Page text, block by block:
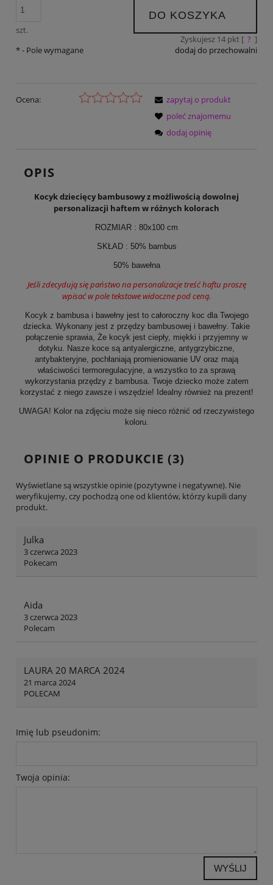
szt.
DO KOSZYKA
Zyskujesz 14pkt [ ? ]
dodaj do przechowalni
*- Pole wymagane
Ocena:
zapytaj o produkt
poleć znajomemu
dodaj opinię
OPIS
Kocyk dziecięcy bambusowy z możliwością dowolnej
personalizacji haftem w różnych kolorach
ROZMIAR : 80x100 cm
SKŁAD : 50% bambus
50% bawełna
Jeśli zdecydują się państwo na personalizacje treść haftu proszę
wpisać w pole tekstowe widoczne pod ceną.
Kocyk z bambusa i bawełny jest to całoroczny koc dla Twojego
dziecka. Wykonany jest z przędzy bambusowej i bawełny. Takie
połączenie sprawia, Że kocyk jest ciepły, miękki i przyjemny w
dotyku. Nasze koce są antyalergiczne, antygrzybiczne,
antybakteryjne, pochłaniają promieniowanie UV oraz mają
właściwości termoregulacyjne, a wszystko to za sprawą
wykorzystania przędzy z bambusa. Twoje dziecko może zatem
korzystać z niego zawsze i wszędzie! Idealny również na prezent!
UWAGA! Kolor na zdjęciu może się nieco różnić od rzeczywistego
koloru.
OPINIE O PRODUKCIE (3)
Wyświetlane są wszystkie opinie (pozytywne i negatywne). Nie
weryfikujemy, czy pochodzą one od klientów, którzy kupili dany
produkt.
Julka
3 czerwca 2023
Pokecam
Aida
3 czerwca 2023
Polecam
LAURA 20 MARCA 2024
21 marca 2024
POLECAM
Imię lub pseudonim:
Twoja opinia:
WYŚLIJ